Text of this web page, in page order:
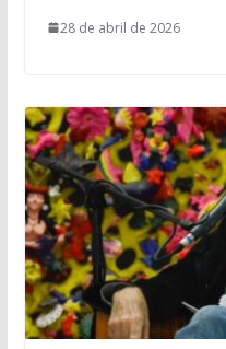
28 de abril de 2026